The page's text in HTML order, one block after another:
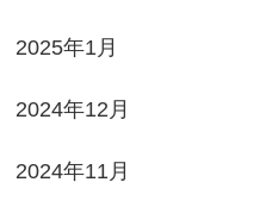
2025年1月
2024年12月
2024年11月